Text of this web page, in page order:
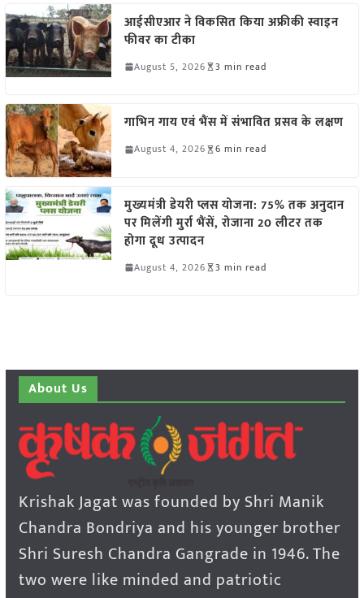
आईसीएआर ने विकसित किया अफ्रीकी स्वाइन
फीवर का टीका
August 5, 2026 3 min read
गाभिन गाय एवं भैंस में संभावित प्रसव के लक्षण
August 4, 2026 6 min read
मुख्यमंत्री डेयरी प्लस योजना: 75% तक अनुदान
पर मिलेंगी मुर्रा भैंसें, रोजाना 20 लीटर तक
होगा दूध उत्पादन
August 4, 2026 3 min read
About Us
Krishak Jagat was founded by Shri Manik
Chandra Bondriya and his younger brother
Shri Suresh Chandra Gangrade in 1946. The
two were like minded and patriotic